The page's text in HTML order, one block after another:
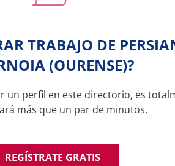
TRABAJO DE
(OURENSE)?
un perfil en este directorio, es
más que un par de minutos.
REGÍSTRATE GRATIS